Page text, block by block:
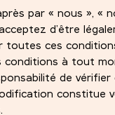
par « nous », «
d’être
toutes ces
conditions à tout
de
constitue